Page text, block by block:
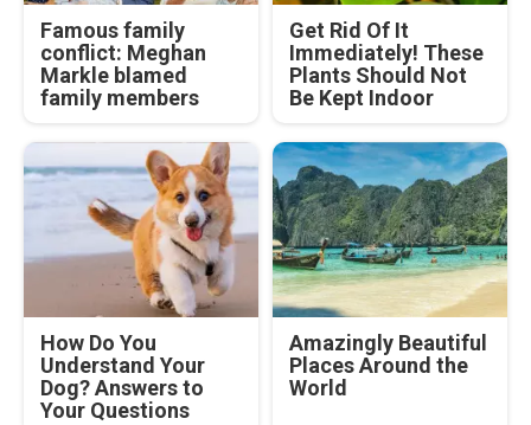
Famous family
conflict: Meghan
Markle blamed
family members
Get Rid Of It
Immediately! These
Plants Should Not
Be Kept Indoor
How Do You
Understand Your
Dog? Answers to
Your Questions
Amazingly Beautiful
Places Around the
World